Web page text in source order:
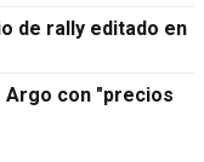
de rally editado en
Argo con "precios